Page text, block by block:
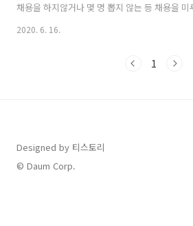
채용을 하지않거나 몇 명 뽑지 않는 등 채용을
비생에게는 정말 고달프고 힘든시기임은 틀림 없
래 내용을 통해 진주에 거주하고 있는 분들을 위
2020. 6. 16.
1
Designed by 티스토리
© Daum Corp.